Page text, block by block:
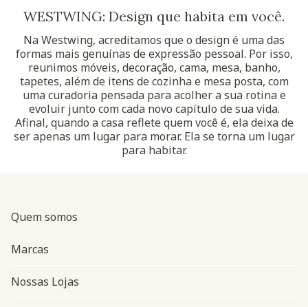
WESTWING: Design que habita em você.
Na Westwing, acreditamos que o design é uma das
formas mais genuínas de expressão pessoal. Por isso,
reunimos móveis, decoração, cama, mesa, banho,
tapetes, além de itens de cozinha e mesa posta, com
uma curadoria pensada para acolher a sua rotina e
evoluir junto com cada novo capítulo de sua vida.
Afinal, quando a casa reflete quem você é, ela deixa de
ser apenas um lugar para morar. Ela se torna um lugar
para habitar.
Quem somos
Marcas
Nossas Lojas